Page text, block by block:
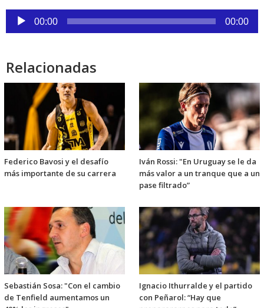
Reproductor
de
00:00 00:00
Relacionadas
Federico Bavosi y el desafío
más importante de su carrera
Iván Rossi: "En Uruguay se le da
más valor a un tranque que a un
pase filtrado”
Sebastián Sosa: "Con el cambio
de Tenfield aumentamos un
Ignacio Ithurralde y el partido
con Peñarol: “Hay que